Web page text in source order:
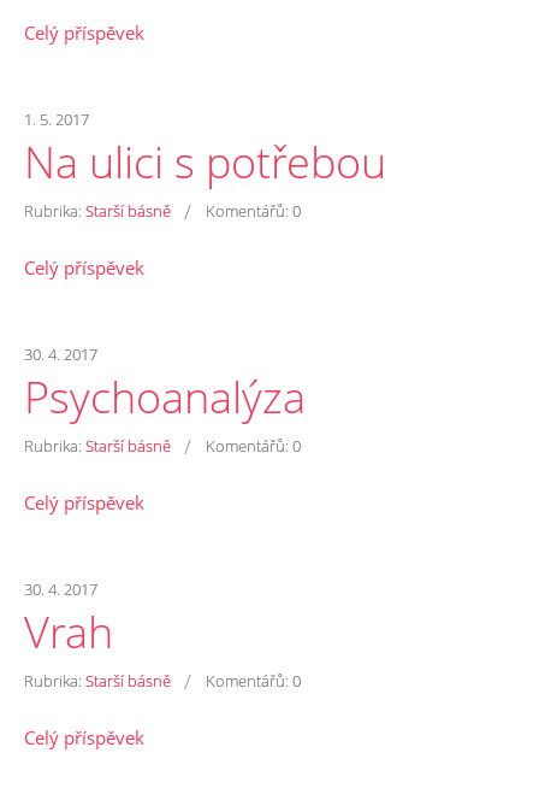
Celý příspěvek
1. 5. 2017
Na ulici s potřebou
Rubrika: Starší básně / Komentářů: 0
Celý příspěvek
30. 4. 2017
Psychoanalýza
Rubrika: Starší básně / Komentářů: 0
Celý příspěvek
30. 4. 2017
Vrah
Rubrika: Starší básně / Komentářů: 0
Celý příspěvek